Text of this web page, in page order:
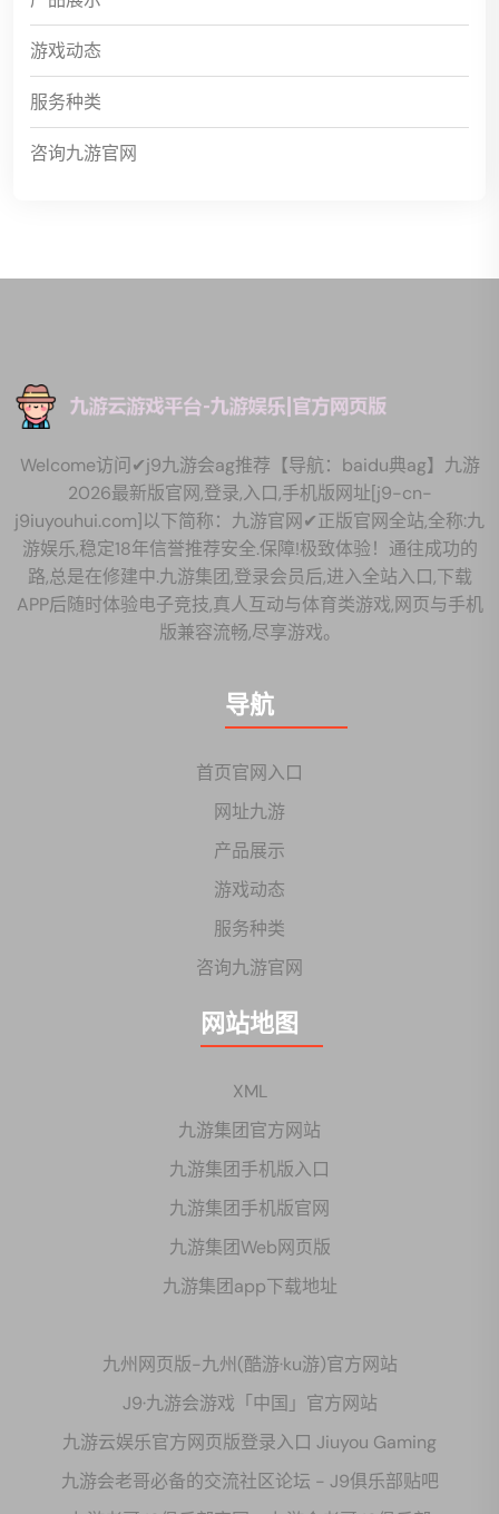
游戏动态
服务种类
咨询九游官网
Welcome访问✔j9九游会ag推荐【导航：baidu典ag】九游
2026最新版官网,登录,入口,手机版网址[j9-cn-
j9iuyouhui.com]以下简称：九游官网✔正版官网全站,全称:九
游娱乐,稳定18年信誉推荐安全.保障!极致体验！通往成功的
路,总是在修建中.九游集团,登录会员后,进入全站入口,下载
APP后随时体验电子竞技,真人互动与体育类游戏,网页与手机
版兼容流畅,尽享游戏。
导航
首页官网入口
网址九游
产品展示
游戏动态
服务种类
咨询九游官网
网站地图
XML
九游集团官方网站
九游集团手机版入口
九游集团手机版官网
九游集团Web网页版
九游集团app下载地址
九州网页版-九州(酷游·ku游)官方网站
J9·九游会游戏「中国」官方网站
九游云娱乐官方网页版登录入口 Jiuyou Gaming
九游会老哥必备的交流社区论坛 - J9俱乐部贴吧